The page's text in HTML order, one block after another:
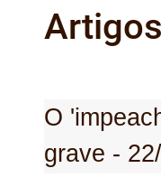
Artigos
O
grave -